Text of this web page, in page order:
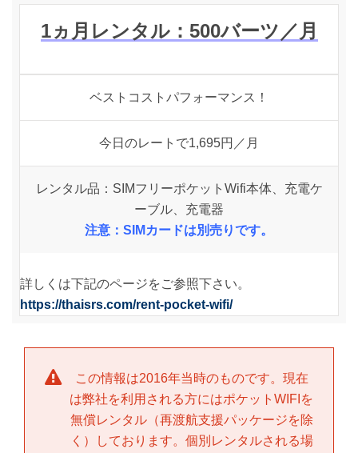
1ヵ月レンタル：500バーツ ／月
ベストコストパフォーマンス！
今日のレートで1,695円／月
レンタル品：SIMフリーポケットWifi本体、充電ケ
ーブル、充電器
注意：SIMカードは別売りです。
詳しくは下記のページをご参照下さい。
https://thaisrs.com/rent-pocket-wifi/
この情報は2016年当時のものです。現在
は弊社を利用される方にはポケットWIFIを
無償レンタル（再渡航支援パッケージを除
く）しております。個別レンタルされる場